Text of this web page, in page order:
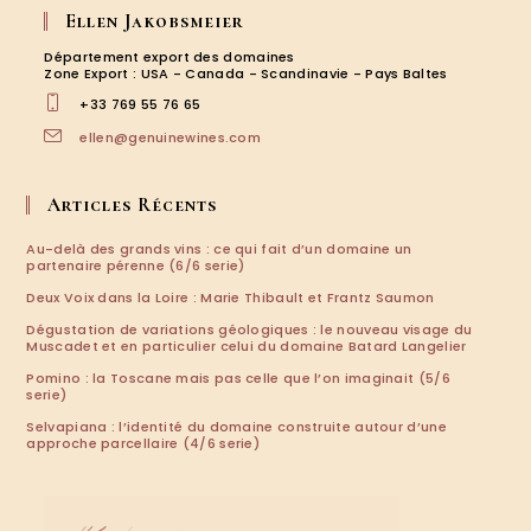
dans
un
nouvel
onglet
un
nouvel
onglet
un
nouvel
onglet
un
nouvel
onglet
Ellen Jakobsmeier
Département export des domaines
Zone Export : USA - Canada - Scandinavie - Pays Baltes
+33 769 55 76 65
ellen@genuinewines.com
Articles Récents
Au-delà des grands vins : ce qui fait d’un domaine un
partenaire pérenne (6/6 serie)
Deux Voix dans la Loire : Marie Thibault et Frantz Saumon
Dégustation de variations géologiques : le nouveau visage du
Muscadet et en particulier celui du domaine Batard Langelier
Pomino : la Toscane mais pas celle que l’on imaginait (5/6
serie)
Selvapiana : l’identité du domaine construite autour d’une
approche parcellaire (4/6 serie)